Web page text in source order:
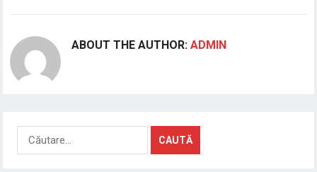
ABOUT THE AUTHOR:ADMIN
Caută
după: